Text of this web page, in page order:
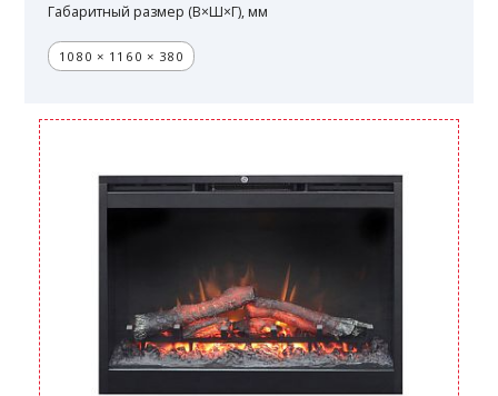
Габаритный размер (В×Ш×Г), мм
1080 × 1160 × 380